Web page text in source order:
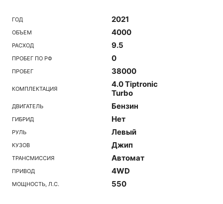
ГОД 2021
ОБЪЕМ 4000
РАСХОД 9.5
ПРОБЕГ ПО РФ 0
ПРОБЕГ 38000
КОМПЛЕКТАЦИЯ
4.0 Tiptronic
Turbo
ДВИГАТЕЛЬ Бензин
ГИБРИД Нет
РУЛЬ Левый
КУЗОВ Джип
ТРАНСМИССИЯ Автомат
ПРИВОД 4WD
МОЩНОСТЬ, Л.С. 550